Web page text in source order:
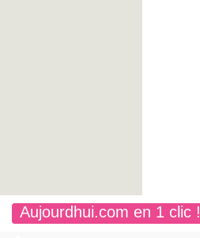
Aujourdhui.com en 1 clic !